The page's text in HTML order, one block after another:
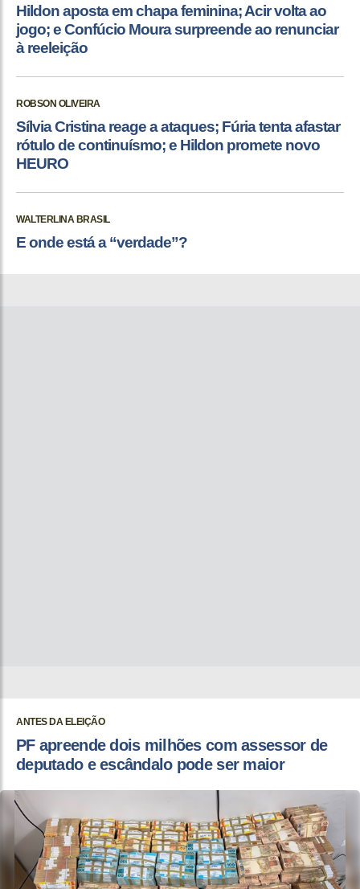
Hildon aposta em chapa feminina; Acir volta ao
jogo; e Confúcio Moura surpreende ao renunciar
à reeleição
ROBSON OLIVEIRA
Sílvia Cristina reage a ataques; Fúria tenta afastar
rótulo de continuísmo; e Hildon promete novo
HEURO
WALTERLINA BRASIL
E onde está a “verdade”?
ANTES DA ELEIÇÃO
PF apreende dois milhões com assessor de
deputado e escândalo pode ser maior